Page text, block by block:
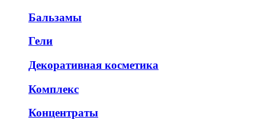
Бальзамы
Гели
Декоративная косметика
Комплекс
Концентраты